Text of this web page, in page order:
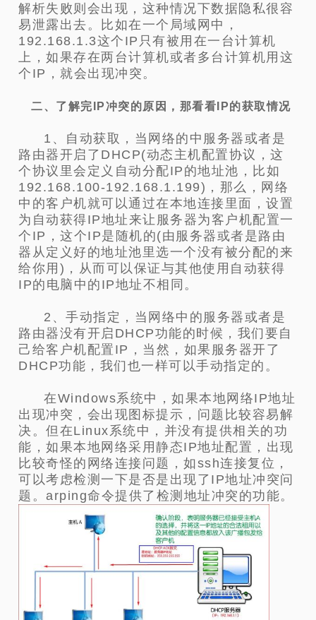
解析失败则会出现，这种情况下数据隐私很容
易泄露出去。比如在一个局域网中，
192.168.1.3这个IP只有被用在一台计算机
上，如果存在两台计算机或者多台计算机用这
个IP，就会出现冲突。
二、了解完IP冲突的原因，那看看IP的获取情况
1、自动获取，当网络的中服务器或者是
路由器开启了DHCP(动态主机配置协议，这
个协议里会定义自动分配IP的地址池，比如
192.168.100-192.168.1.199)，那么，网络
中的客户机就可以通过在本地连接里面，设置
为自动获得IP地址来让服务器为客户机配置一
个IP，这个IP是随机的(由服务器或者是路由
器从定义好的地址池里选一个没有被分配的来
给你用)，从而可以保证与其他使用自动获得
IP的电脑中的IP地址不相同。
2、手动指定，当网络中的服务器或者是
路由器没有开启DHCP功能的时候，我们要自
己给客户机配置IP，当然，如果服务器开了
DHCP功能，我们也一样可以手动指定的。
在Windows系统中，如果本地网络IP地址
出现冲突，会出现图标提示，问题比较容易解
决。但在Linux系统中，并没有提供相关的功
能，如果本地网络采用静态IP地址配置，出现
比较奇怪的网络连接问题，如ssh连接复位，
可以考虑检测一下是否是出现了IP地址冲突问
题。arping命令提供了检测地址冲突的功能。